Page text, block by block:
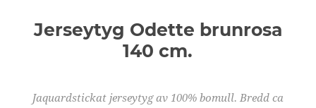
Jerseytyg Odette brunrosa
140 cm.
Jaquardstickat jerseytyg av 100% bomull. Bredd ca